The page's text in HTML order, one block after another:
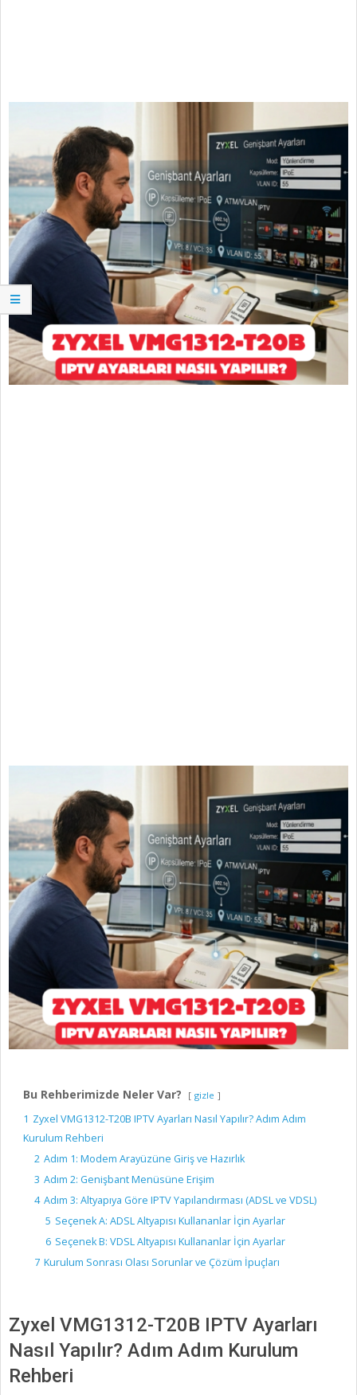
Bu Rehberimizde Neler Var? gizle
1 Zyxel VMG1312-T20B IPTV Ayarları Nasıl Yapılır? Adım Adım
Kurulum Rehberi
2 Adım 1: Modem Arayüzüne Giriş ve Hazırlık
3 Adım 2: Genişbant Menüsüne Erişim
4 Adım 3: Altyapıya Göre IPTV Yapılandırması (ADSL ve VDSL)
5 Seçenek A: ADSL Altyapısı Kullananlar İçin Ayarlar
6 Seçenek B: VDSL Altyapısı Kullananlar İçin Ayarlar
7 Kurulum Sonrası Olası Sorunlar ve Çözüm İpuçları
Zyxel VMG1312-T20B IPTV Ayarları
Nasıl Yapılır? Adım Adım Kurulum
Rehberi